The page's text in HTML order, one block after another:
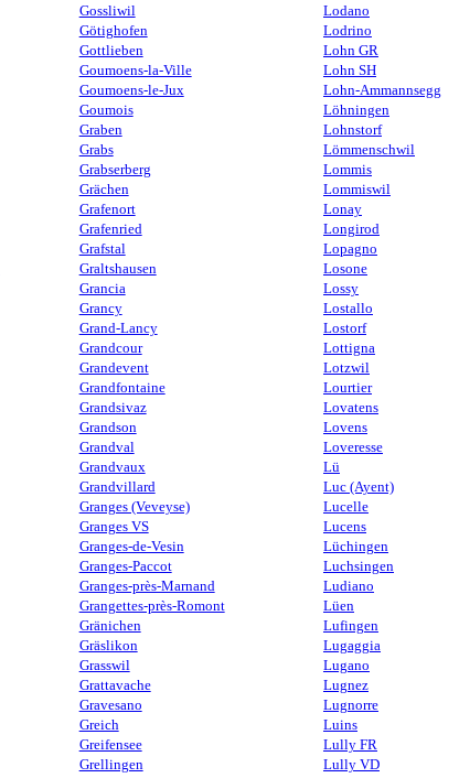
Gossliwil
Götighofen
Gottlieben
Goumoens-la-Ville
Goumoens-le-Jux
Goumois
Graben
Grabs
Grabserberg
Grächen
Grafenort
Grafenried
Grafstal
Graltshausen
Grancia
Grancy
Grand-Lancy
Grandcour
Grandevent
Grandfontaine
Grandsivaz
Grandson
Grandval
Grandvaux
Grandvillard
Granges (Veveyse)
Granges VS
Granges-de-Vesin
Granges-Paccot
Granges-près-Marnand
Grangettes-près-Romont
Gränichen
Gräslikon
Grasswil
Grattavache
Gravesano
Greich
Greifensee
Grellingen
Lodano
Lodrino
Lohn GR
Lohn SH
Lohn-Ammannsegg
Löhningen
Lohnstorf
Lömmenschwil
Lommis
Lommiswil
Lonay
Longirod
Lopagno
Losone
Lossy
Lostallo
Lostorf
Lottigna
Lotzwil
Lourtier
Lovatens
Lovens
Loveresse
Lü
Luc (Ayent)
Lucelle
Lucens
Lüchingen
Luchsingen
Ludiano
Lüen
Lufingen
Lugaggia
Lugano
Lugnez
Lugnorre
Luins
Lully FR
Lully VD